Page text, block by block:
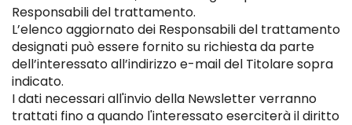
Responsabili del trattamento.
L’elenco aggiornato dei Responsabili del trattamento
designati può essere fornito su richiesta da parte
dell’interessato all’indirizzo e-mail del Titolare sopra
indicato.
I dati necessari all'invio della Newsletter verranno
trattati fino a quando l'interessato eserciterà il diritto